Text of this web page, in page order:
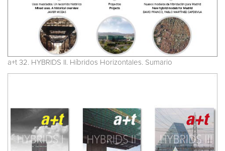
a+t 32. HYBRIDS II. Híbridos Horizontales. Sumario